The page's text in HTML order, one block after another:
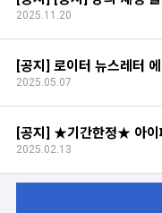
2025.11.20
[공지] 로이터 뉴스레터
2025.05.07
[공지] ★기간한정★ 아이
2025.02.13